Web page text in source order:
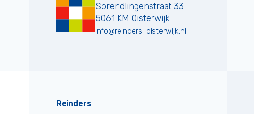
Sprendlingenstraat 33
5061 KM Oisterwijk
info@reinders-oisterwijk.nl
Reinders